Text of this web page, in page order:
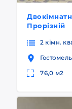
Прорізній
2 кімн.
Гостомель
76,0 м2